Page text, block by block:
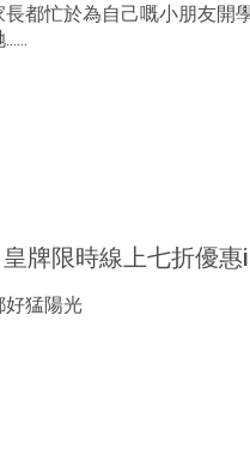
都忙於為自己嘅小朋友開
皇牌限時線上七折優惠
好猛陽光